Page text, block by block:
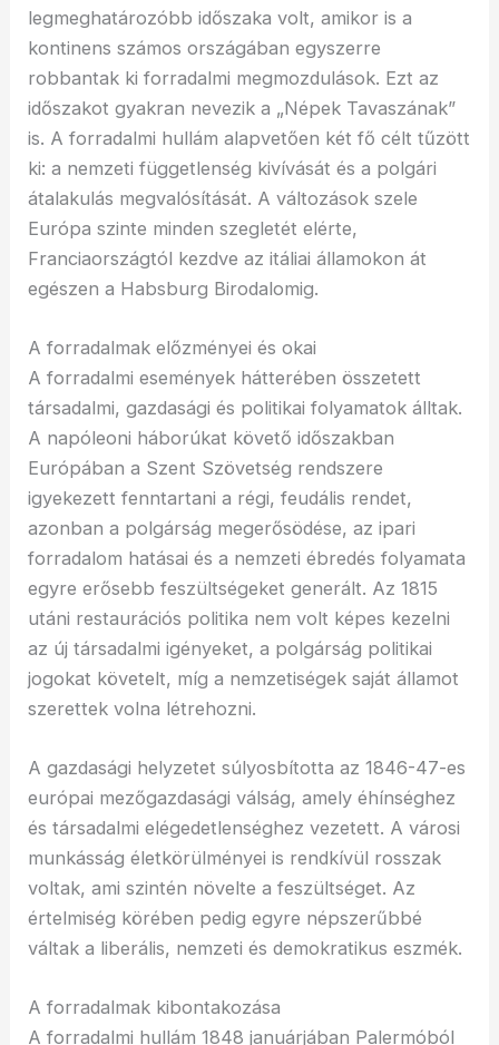
legmeghatározóbb időszaka volt, amikor is a
kontinens számos országában egyszerre
robbantak ki forradalmi megmozdulások. Ezt az
időszakot gyakran nevezik a „Népek Tavaszának”
is. A forradalmi hullám alapvetően két fő célt tűzött
ki: a nemzeti függetlenség kivívását és a polgári
átalakulás megvalósítását. A változások szele
Európa szinte minden szegletét elérte,
Franciaországtól kezdve az itáliai államokon át
egészen a Habsburg Birodalomig.
A forradalmak előzményei és okai
A forradalmi események hátterében összetett
társadalmi, gazdasági és politikai folyamatok álltak.
A napóleoni háborúkat követő időszakban
Európában a Szent Szövetség rendszere
igyekezett fenntartani a régi, feudális rendet,
azonban a polgárság megerősödése, az ipari
forradalom hatásai és a nemzeti ébredés folyamata
egyre erősebb feszültségeket generált. Az 1815
utáni restaurációs politika nem volt képes kezelni
az új társadalmi igényeket, a polgárság politikai
jogokat követelt, míg a nemzetiségek saját államot
szerettek volna létrehozni.
A gazdasági helyzetet súlyosbította az 1846-47-es
európai mezőgazdasági válság, amely éhínséghez
és társadalmi elégedetlenséghez vezetett. A városi
munkásság életkörülményei is rendkívül rosszak
voltak, ami szintén növelte a feszültséget. Az
értelmiség körében pedig egyre népszerűbbé
váltak a liberális, nemzeti és demokratikus eszmék.
A forradalmak kibontakozása
A forradalmi hullám 1848 januárjában Palermóból